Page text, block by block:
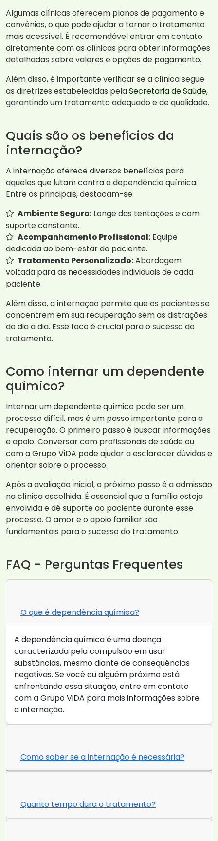
Algumas clínicas oferecem planos de pagamento e
convênios, o que pode ajudar a tornar o tratamento
mais acessível. É recomendável entrar em contato
diretamente com as clínicas para obter informações
detalhadas sobre valores e opções de pagamento.
Além disso, é importante verificar se a clínica segue
as diretrizes estabelecidas pelaSecretaria de Saúde,
garantindo um tratamento adequado e de qualidade.
Quais são os benefícios da
internação?
A internação oferece diversos benefícios para
aqueles que lutam contra a dependência química.
Entre os principais, destacam-se:
Ambiente Seguro: Longe das tentações e com
suporte constante.
Acompanhamento Profissional: Equipe
dedicada ao bem-estar do paciente.
Tratamento Personalizado:Abordagem
voltada para as necessidades individuais de cada
paciente.
Além disso, a internação permite que os pacientes se
concentrem em sua recuperação sem as distrações
do dia a dia. Esse foco é crucial para o sucesso do
tratamento.
Como internar um dependente
químico?
Internar um dependente químico pode ser um
processo difícil, mas é um passo importante para a
recuperação. O primeiro passo é buscar informações
e apoio. Conversar com profissionais de saúde ou
com a Grupo ViDA pode ajudar a esclarecer dúvidas e
orientar sobre o processo.
Após a avaliação inicial, o próximo passo é a admissão
na clínica escolhida. É essencial que a família esteja
envolvida e dê suporte ao paciente durante esse
processo. O amor e o apoio familiar são
fundamentais para o sucesso do tratamento.
FAQ - Perguntas Frequentes
O que é dependência química?
A dependência química é uma doença
caracterizada pela compulsão em usar
substâncias, mesmo diante de consequências
negativas. Se você ou alguém próximo está
enfrentando essa situação, entre em contato
com a Grupo ViDA para mais informações sobre
a internação.
Como saber se a internação é necessária?
Quanto tempo dura o tratamento?